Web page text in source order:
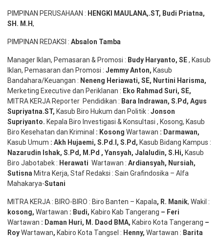
PIMPINAN PERUSAHAAN : HENGKI MAULANA,.ST, Budi Priatna,
SH . M.H,
PIMPINAN REDAKSI : Absalon Tamba
Manager Iklan, Pemasaran & Promosi : Budy Haryanto, SE, Kasub
Iklan, Pemasaran dan Promosi : Jemmy Anton, Kasub
Bandahara/Keuangan : Neneng Heriawati, SE, Nurtini Harisma,
Merketing Executive dan Periklanan : Eko Rahmad Suri, SE,
MITRA KERJA Reporter Pendidikan : Bara Indrawan, S.Pd , Agus
Supriyatna.ST, Kasub Biro Hukum dan Politik : Jonson
Supriyanto. Kepala Biro Investigasi & Konsultasi , Kosong, Kasub
Biro Kesehatan dan Kriminal : Kosong Wartawan : Darmawan,
Kasub Umum : Akh Hujaemi, S.Pd.I, S.Pd , Kasub Bidang Kampus :
Nazarudin Ishak, S.Pd , M.Pd , Yansyah, Jalaludin, S.Hi, Kasub
Biro Jabotabek : Herawati Wartawan : Ardiansyah, Nursiah,
Sutisna Mitra Kerja, Staf Redaksi : Sain Grafindosika – Alfa
Mahakarya-Sutani
MITRA KERJA : BIRO-BIRO : Biro Banten – Kapala, R. Manik, Wakil :
kosong, Wartawan : Budi, Kabiro Kab Tangerang – Feri
Wartawan : Daman Huri, M. Daod BMA, Kabiro Kota Tangerang –
RoyWartawan, Kabiro Kota Tangsel : Henny, Wartawan : Barita